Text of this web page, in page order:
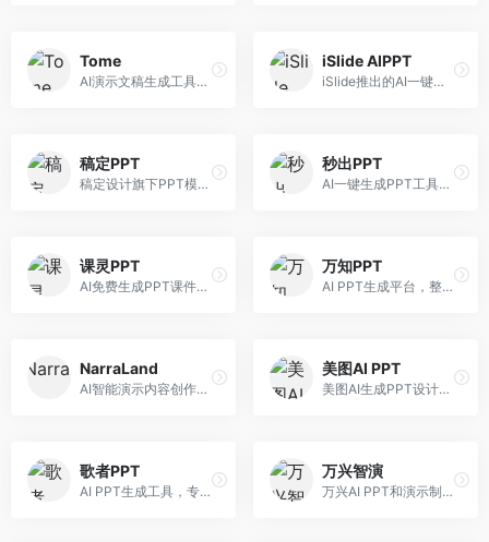
Tome
AI演示文稿生成工具，专注于故事化演示创作。面向创业者和营销人员，提供故事叙述、视觉设计、内容生成等服务，演示文稿叙事性强。
iSlide AIPPT
iSlide推出的AI一键设计精美PPT工具。面向PPT设计用户，提供模板库、内容生成、设计优化等服务，与iSlide插件深度整合。
稿定PPT
稿定设计旗下PPT模板资源库，整合AI生成功能。面向设计师和职场人士，提供海量PPT模板、AI内容生成等服务，模板质量高。
秒出PPT
AI一键生成PPT工具，专注于快速演示文稿制作。面向职场人士，支持主题输入、内容生成、模板套用等功能，PPT生成速度快，适合紧急制作场景。
课灵PPT
AI免费生成PPT课件平台，专注于教育场景。面向教师和教育工作者，提供课件生成、教学设计、模板选择等服务，教育适配性强。
万知PPT
AI PPT生成平台，整合知识库与创作功能。面向职场人士，支持内容检索、PPT生成、设计优化等服务，知识整合能力强。
NarraLand
AI智能演示内容创作平台，专注于叙事演示。面向内容创作者，提供故事创作、演示生成、动画设计等服务，演示内容生动有趣。
美图AI PPT
美图AI生成PPT设计工具，整合图像处理能力。面向设计师和职场人士，提供PPT生成、图片美化、设计优化等服务，视觉设计美观。
歌者PPT
AI PPT生成工具，专注于演示文稿智能创作。面向职场人士，支持主题输入、内容生成、设计美化等功能，PPT制作效率高。
万兴智演
万兴AI PPT和演示制作软件，整合视频演示功能。面向职场人士和教育工作者，提供PPT生成、演示录制、视频制作等服务，演示功能完善。